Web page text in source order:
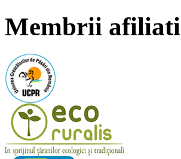
Membrii afiliati